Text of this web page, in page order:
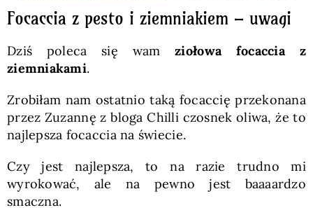
Focaccia z pesto i ziemniakiem – uwagi
Dziś poleca się wamziołowa focaccia z
ziemniakami.
Zrobiłam nam ostatnio taką focaccię przekonana
przez Zuzannę z bloga Chilli czosnek oliwa, że to
najlepsza focaccia na świecie.
Czy jest najlepsza, to na razie trudno mi
wyrokować, ale na pewno jest baaaardzo
smaczna.